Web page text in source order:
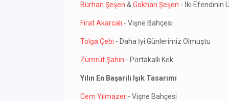
Burhan Şeşen & Gökhan Şeşen - İki Efendinin
Fırat Akarcalı - Vişne Bahçesi
Tolga Çebi - Daha İyi Günlerimiz Olmuştu
Zümrüt Şahin - Portakallı Kek
Yılın En Başarılı Işık Tasarımı
Cem Yılmazer - Vişne Bahçesi